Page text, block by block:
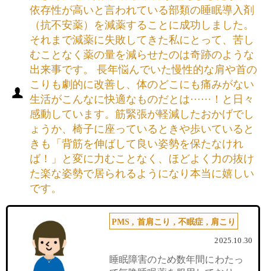
依存性が高いと言われている部類の睡眠導入剤
（抗不安薬）を減薬することに成功しました。
それまで減薬に失敗してきた私にとって、苦し
むことなく薬の量を減らせたのは奇跡のような
出来事です。 長年悩んでいた慢性的な肩や首の
こりも劇的に改善し、体のどこにも痛みがない
生活がこんなに快適なものだとは······！と日々
感動しています。筋緊張が軽減したおかげでし
ょうか、椅子に座っているときや歩いていると
きも「背筋を伸ばして良い姿勢を保たなけれ
ば！」と変に力むことなく、ほどよく力の抜け
た楽な姿勢で居られるようになり本当に嬉しい
です。
PMS , 首肩こり , 不眠症 , 肩こり
2025.10.30
睡眠障害のため数年間にわたっ